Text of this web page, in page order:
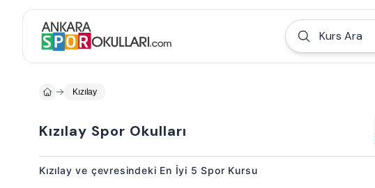
Kurs Ara
Kızılay
Kızılay Spor Okulları
Kızılay ve çevresindeki En İyi 5 Spor Kursu